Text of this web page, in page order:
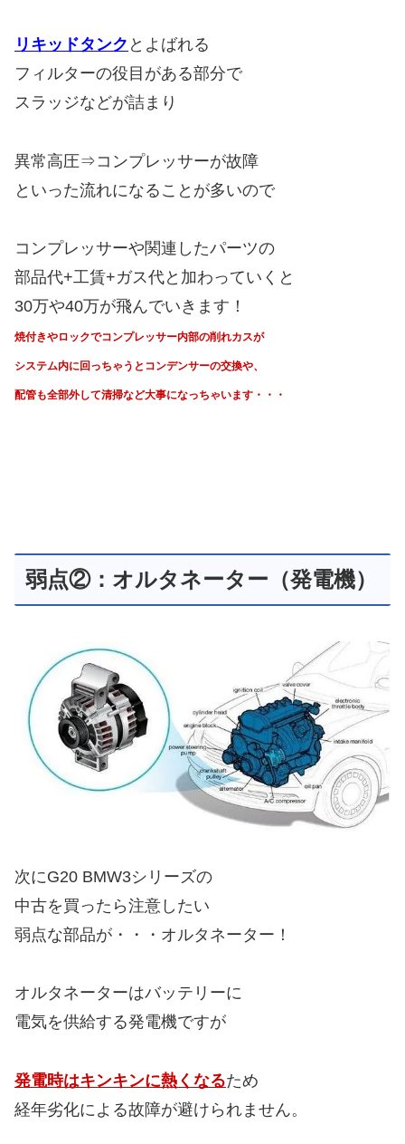
リキッドタンク とよばれる
フィルターの役目がある部分で
スラッジなどが詰まり
異常高圧⇒コンプレッサーが故障
といった流れになることが多いので
コンプレッサーや関連したパーツの
部品代+工賃+ガス代と加わっていくと
30万や40万が飛んでいきます！
焼付きやロックでコンプレッサー内部の削れカスが
システム内に回っちゃうと コンデンサーの交換や、
配管も全部外して清掃など大事になっちゃいます・・・
弱点②：オルタネーター（発電機）
次にG20 BMW3シリーズの
中古を買ったら注意したい
弱点な部品が・・・オルタネーター！
オルタネーターはバッテリーに
電気を供給する発電機ですが
発電時はキンキンに熱くなるため
経年劣化による故障が避けられません。